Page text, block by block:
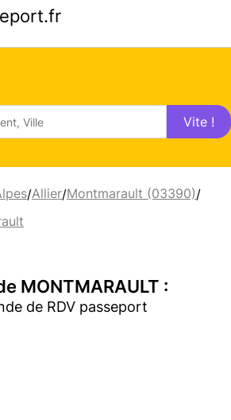
Vite !
/Allier/Montmarault (03390)/
MONTMARAULT :
de RDV passeport